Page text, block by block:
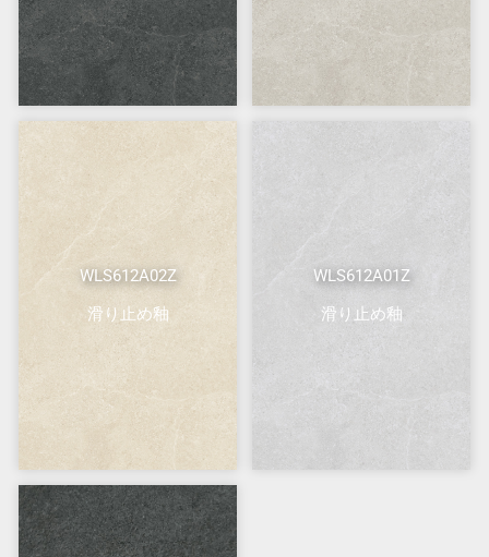
WLS612A02Z
滑り止め釉
WLS612A01Z
滑り止め釉